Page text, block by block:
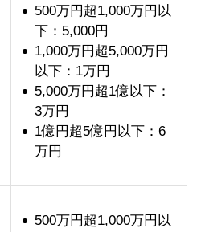
500万円超1,000万円以
下：5,000円
1,000万円超5,000万円
以下：1万円
5,000万円超1億以下：
3万円
1億円超5億円以下：6
万円
500万円超1,000万円以